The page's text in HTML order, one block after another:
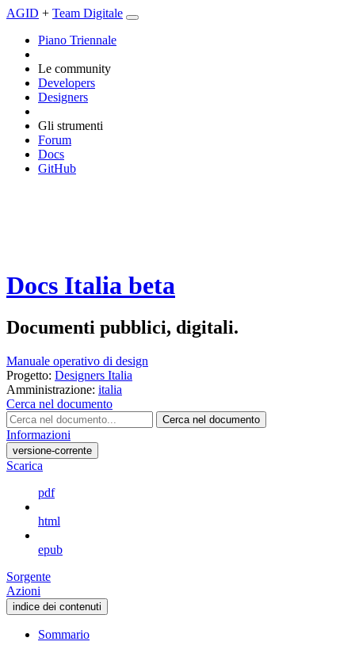
AGID + Team Digitale
Piano Triennale
Le community
Developers
Designers
Gli strumenti
Forum
Docs
GitHub
Docs Italia beta
Documenti pubblici, digitali.
Manuale operativo di design
Progetto: Designers Italia
Amministrazione: italia
Cerca nel documento
Cerca nel documento
Informazioni
versione-corrente
Scarica
pdf
html
epub
Sorgente
Azioni
indice dei contenuti
Sommario